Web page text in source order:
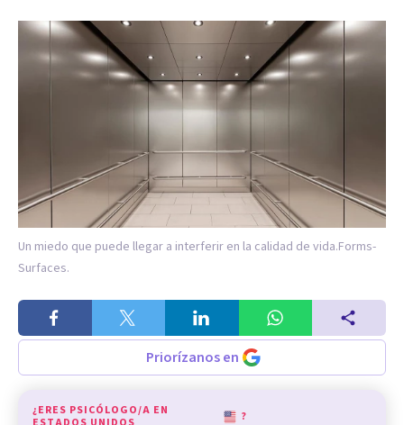
Un miedo que puede llegar a interferir en la calidad de vida.Forms-
Surfaces.
Priorízanos en
¿ERES PSICÓLOGO/A EN
?